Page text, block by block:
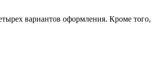
вариантов оформления. Кроме того,